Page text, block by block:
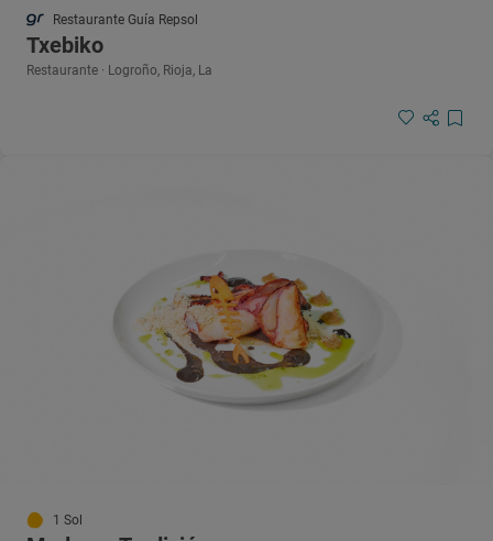
Restaurante Guía Repsol
Txebiko
Restaurante · Logroño, Rioja, La
1 Sol